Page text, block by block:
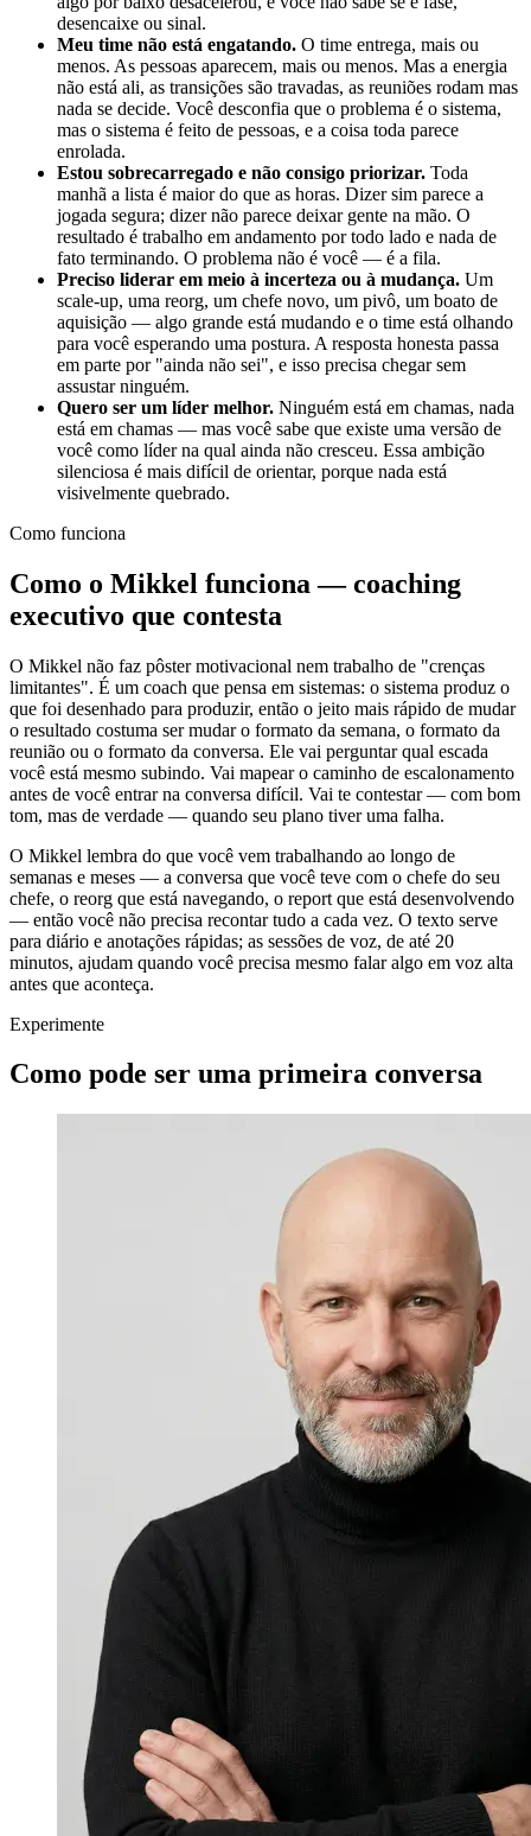
desencaixe ou sinal.
Meu time não está engatando. O time entrega, mais ou
menos. As pessoas aparecem, mais ou menos. Mas a energia
não está ali, as transições são travadas, as reuniões rodam mas
nada se decide. Você desconfia que o problema é o sistema,
mas o sistema é feito de pessoas, e a coisa toda parece
enrolada.
Estou sobrecarregado e não consigo priorizar. Toda
manhã a lista é maior do que as horas. Dizer sim parece a
jogada segura; dizer não parece deixar gente na mão. O
resultado é trabalho em andamento por todo lado e nada de
fato terminando. O problema não é você — é a fila.
Preciso liderar em meio à incerteza ou à mudança. Um
scale-up, uma reorg, um chefe novo, um pivô, um boato de
aquisição — algo grande está mudando e o time está olhando
para você esperando uma postura. A resposta honesta passa
em parte por "ainda não sei", e isso precisa chegar sem
assustar ninguém.
Quero ser um líder melhor. Ninguém está em chamas, nada
está em chamas — mas você sabe que existe uma versão de
você como líder na qual ainda não cresceu. Essa ambição
silenciosa é mais difícil de orientar, porque nada está
visivelmente quebrado.
Como funciona
Como o Mikkel funciona — coaching
executivo que contesta
O Mikkel não faz pôster motivacional nem trabalho de "crenças
limitantes". É um coach que pensa em sistemas: o sistema produz o
que foi desenhado para produzir, então o jeito mais rápido de mudar
o resultado costuma ser mudar o formato da semana, o formato da
reunião ou o formato da conversa. Ele vai perguntar qual escada
você está mesmo subindo. Vai mapear o caminho de escalonamento
antes de você entrar na conversa difícil. Vai te contestar — com bom
tom, mas de verdade — quando seu plano tiver uma falha.
O Mikkel lembra do que você vem trabalhando ao longo de
semanas e meses — a conversa que você teve com o chefe do seu
chefe, o reorg que está navegando, o report que está desenvolvendo
— então você não precisa recontar tudo a cada vez. O texto serve
para diário e anotações rápidas; as sessões de voz, de até 20
minutos, ajudam quando você precisa mesmo falar algo em voz alta
antes que aconteça.
Experimente
Como pode ser uma primeira conversa